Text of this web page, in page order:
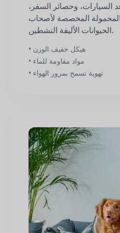
السيارات، وحصائر السفر،
المخصصة لأصحاب
الحيوانات الأليفة النشطين.
• هيكل خفيف الوزن
• مواد مقاومة للماء
• تهوية تسمح بمرور الهواء